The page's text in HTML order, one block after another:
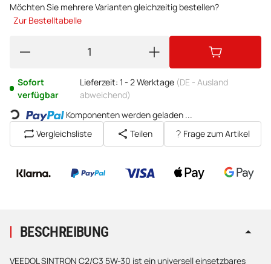
Möchten Sie mehrere Varianten gleichzeitig bestellen?
Zur Bestelltabelle
Sofort
verfügbar
Lieferzeit: 1 - 2 Werktage (DE - Ausland
abweichend)
Loading...
Komponenten werden geladen ...
Vergleichsliste
Teilen Frage zum Artikel
BESCHREIBUNG
VEEDOL SINTRON C2/C3 5W-30 ist ein universell einsetzbares